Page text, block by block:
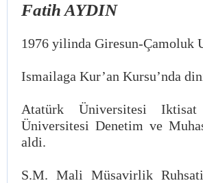
Fatih AYDIN
1976 yilinda Giresun-Çamoluk
Ismailaga Kur’an Kursu’nda
Atatürk Üniversitesi
Üniversitesi Denetim ve
aldi.
S.M. Mali Müsavirlik